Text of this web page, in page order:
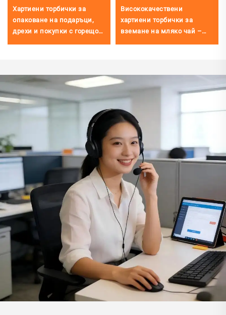
Хартиени торбички за
опаковане на подаръци,
дрехи и покупки с горещо
Висококачествени
хартиени торбички за
вземане на мляко чай –
екологична крафт хартия